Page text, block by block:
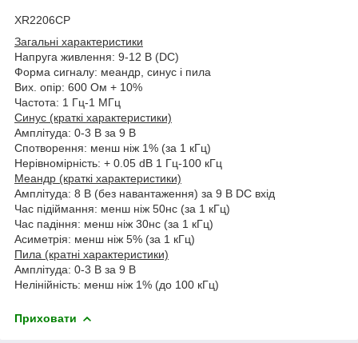
XR2206CP
Загальні характеристики
Напруга живлення: 9-12 В (DC)
Форма сигналу: меандр, синус і пила
Вих. опір: 600 Ом + 10%
Частота: 1 Гц-1 МГц
Синус (краткі характеристики)
Амплітуда: 0-3 В за 9 В
Спотворення: менш ніж 1% (за 1 кГц)
Нерівномірність: + 0.05 dB 1 Гц-100 кГц
Меандр (краткі характеристики)
Амплітуда: 8 В (без навантаження) за 9 В DC вхід
Час підіймання: менш ніж 50нс (за 1 кГц)
Час падіння: менш ніж 30нс (за 1 кГц)
Асиметрія: менш ніж 5% (за 1 кГц)
Пила (кратні характеристики)
Амплітуда: 0-3 В за 9 В
Нелінійність: менш ніж 1% (до 100 кГц)
Приховати